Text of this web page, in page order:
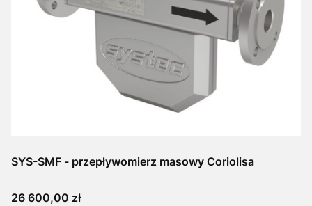
SYS-SMF - przepływomierz masowy Coriolisa
Cena
26 600,00 zł